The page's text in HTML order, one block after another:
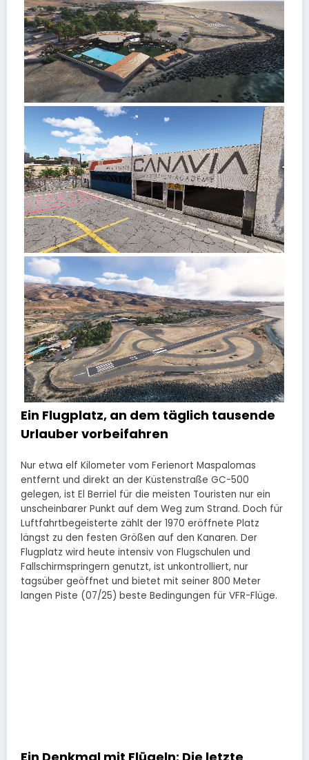
Ein Flugplatz, an dem täglich tausende
Urlauber vorbeifahren
Nur etwa elf Kilometer vom Ferienort Maspalomas
entfernt und direkt an der Küstenstraße GC-500
gelegen, ist El Berriel für die meisten Touristen nur ein
unscheinbarer Punkt auf dem Weg zum Strand. Doch für
Luftfahrtbegeisterte zählt der 1970 eröffnete Platz
längst zu den festen Größen auf den Kanaren. Der
Flugplatz wird heute intensiv von Flugschulen und
Fallschirmspringern genutzt, ist unkontrolliert, nur
tagsüber geöffnet und bietet mit seiner 800 Meter
langen Piste (07/25) beste Bedingungen für VFR-Flüge.
Ein Denkmal mit Flügeln: Die letzte